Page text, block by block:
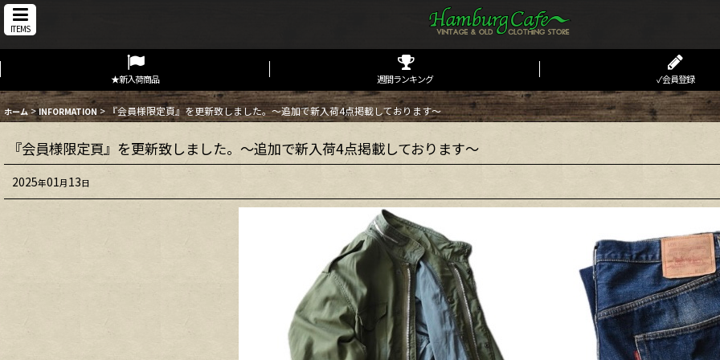
ITEMS
★新入荷商品 週間ランキング ✓会員登録
ホーム > INFORMATION > 『会員様限定頁』を更新致しました。～追加で新入荷4点掲載しております～
『会員様限定頁』を更新致しました。～追加で新入荷4点掲載しております～
2025年01月13日